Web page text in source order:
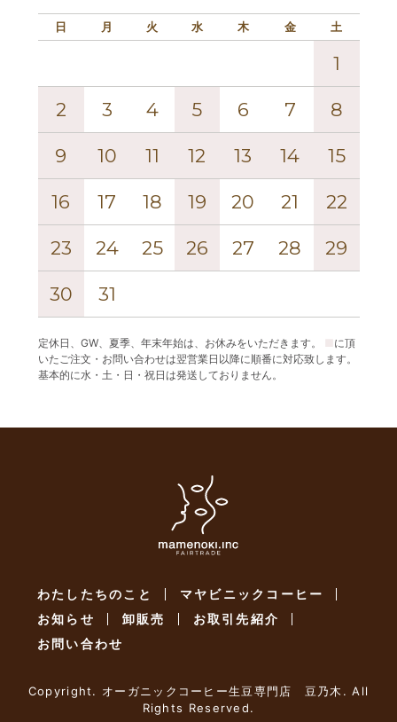
日 月 火 水 木 金 土
1
2 3 4 5 6 7 8
9 10 11 12 13 14 15
16 17 18 19 20 21 22
23 24 25 26 27 28 29
30 31
定休日、GW、夏季、年末年始は、お休みをいただきます。
に頂
いたご注文・お問い合わせは翌営業日以降に順番に対応致します。
基本的に水・土・日・祝日は発送しておりません。
わたしたちのこと
マヤビニックコーヒー
お知らせ
卸販売
お取引先紹介
お問い合わせ
Copyright. オーガニックコーヒー生豆専門店 豆乃木. All
Rights Reserved.